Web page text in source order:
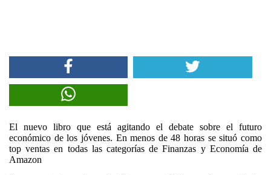
El nuevo libro que está agitando el debate sobre el futuro
económico de los jóvenes. En menos de 48 horas se situó como
top ventas en todas las categorías de Finanzas y Economía de
Amazon